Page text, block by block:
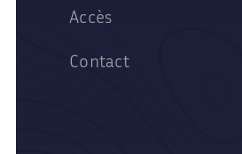
Accès
Contact